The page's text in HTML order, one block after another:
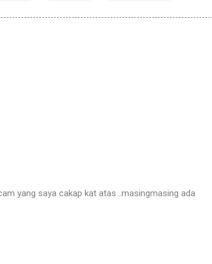
yang saya cakap kat atas...masingmasing ada